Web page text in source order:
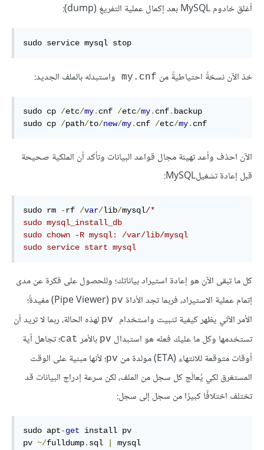
أغلق خادوم MySQL بعد إكمال عملية التفريغ (dump):
sudo service mysql stop
خذ الآن نسخةً احتياطيةً من my.cnf واستبدله بالملف الجديد:
sudo cp /etc/my. cnf /etc/my. cnf. backup
sudo cp /path/to/new/my. cnf /etc/my. cnf
الآن احذف وأعد تهيئة مجال قواعد البيانات وتأكد أن الملكية صحيحة
قبل إعادة تشغيلMySQL:
sudo rm -rf /var/lib/mysql/*
sudo mysql_install_db
sudo chown -R mysql: /var/lib/mysql
sudo service start mysql
كل ما تبقى الآن هو إعادة استيراد بياناتك؛ وللحصول على فكرة عن مدى
إتمام عملية الاستيراد، فربما تجد الأداة pv
‏ (Pipe Viewer) مفيدةً؛
الأمر الآتي يظهر كيفية تثبيت واستخدام
لهذه الحالة، ربما لا تريد أن
تستخدمها وكل ما عليك فعله هو استبدال pv بالأمر cat؛ تجاهل أية
أوقات متوقعة للانتهاء (ETA) مولدة من
pv؛ لأنها مبنية على الوقت
المستغرق لكي يُعالَج كل سجل من الملف، لكن سرعة إدراج البيانات قد
تختلف اختلافًا كبيرًا من سجل إلى سجل:
sudo apt-get install pv
pv ~/fulldump. sql mysql